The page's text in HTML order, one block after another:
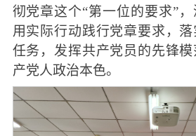
彻党章这个“第一位的要求”，
用实际行动践行党章要求，
任务，发挥共产党员的先锋
产党人政治本色。